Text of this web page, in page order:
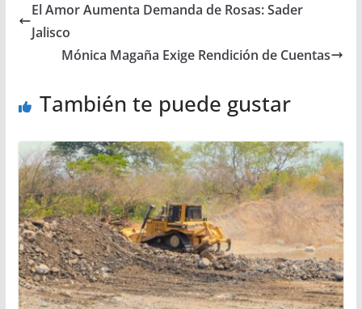
El Amor Aumenta Demanda de Rosas: Sader
Jalisco
Mónica Magaña Exige Rendición de Cuentas
También te puede gustar